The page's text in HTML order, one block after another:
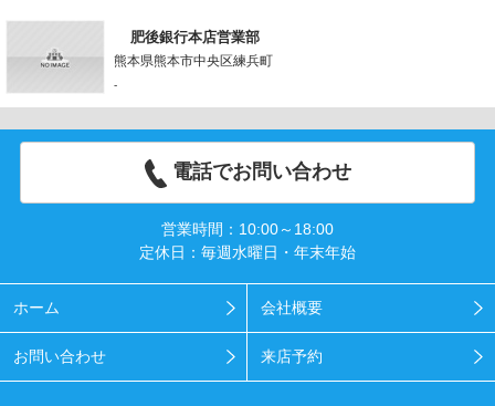
肥後銀行本店営業部
熊本県熊本市中央区練兵町
-
電話でお問い合わせ
営業時間：10:00～18:00
定休日：毎週水曜日・年末年始
ホーム 会社概要
お問い合わせ 来店予約